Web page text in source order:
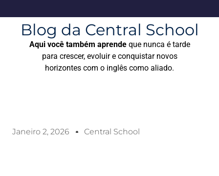
Blog da Central School
Aqui você também aprendeque nunca é tarde
para crescer, evoluir e conquistar novos
horizontes com o inglês como aliado.
Janeiro 2, 2026 Central School